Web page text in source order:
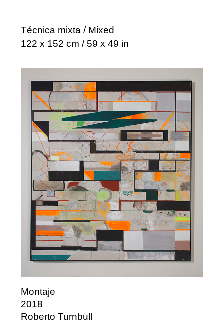
Técnica mixta / Mixed
122 x 152 cm / 59 x 49 in
Montaje
2018
Roberto Turnbull